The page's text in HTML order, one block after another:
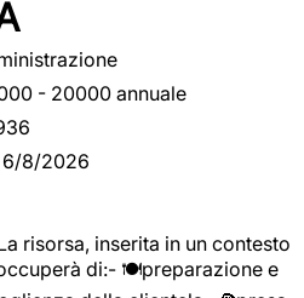
- 20000 annuale
6/8/2026
risorsa, inserita in un contesto
di:- 🍽️preparazione e